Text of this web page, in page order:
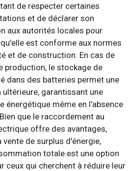
de respecter certaines
et de déclarer son
aux autorités locales pour
est conforme aux normes
et de construction. En cas de
production, le stockage de
dans des batteries permet une
garantissant une
énergétique même en l'absence
que le raccordement au
offre des avantages,
vente de surplus d'énergie,
totale est une option
ceux qui cherchent à réduire leur